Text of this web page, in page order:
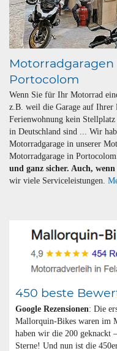
Portocolom
Wenn Sie für Ihr Motorrad
z.B. weil die Garage auf
Ferienwohnung kein
in Deutschland sind ... Wir
Motorradgarage in unserer
Motorradgarage in
und ganz sicher. Auch,
wir viele Serviceleistungen.
450 beste
Google Rezensionen: Die
Mallorquin-Bikes waren im
haben wir die 200 geknackt
Sterne! Und nun ist die